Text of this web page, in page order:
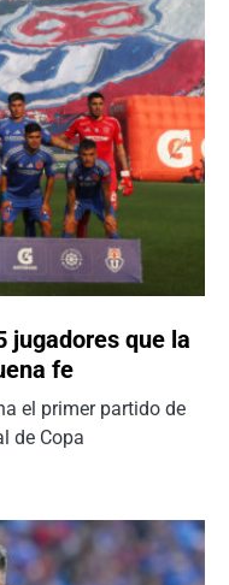
jugadores que la
fe
el primer partido de
de Copa